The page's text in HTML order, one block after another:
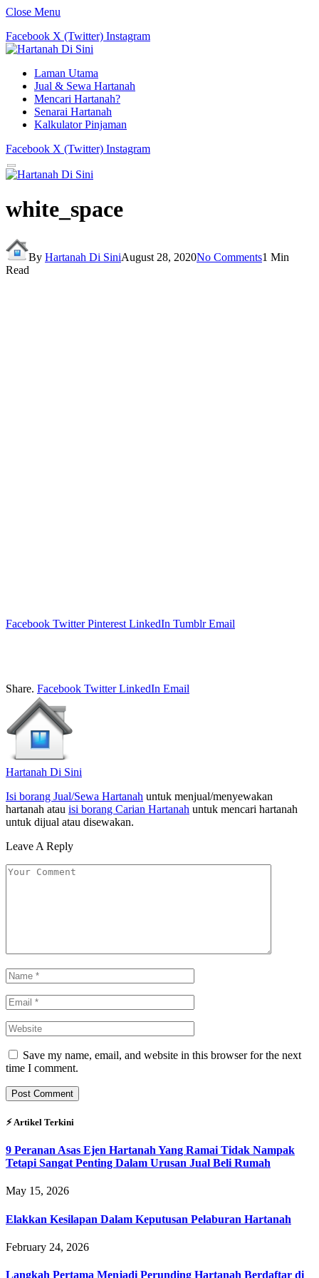
Close Menu
Facebook X (Twitter) Instagram
Laman Utama
Jual & Sewa Hartanah
Mencari Hartanah?
Senarai Hartanah
Kalkulator Pinjaman
Facebook X (Twitter) Instagram
white_space
By Hartanah Di SiniAugust 28, 2020No Comments1 Min
Read
Facebook Twitter Pinterest LinkedIn Tumblr Email
Share. Facebook Twitter LinkedIn Email
Hartanah Di Sini
Isi borang Jual/Sewa Hartanah untuk menjual/menyewakan
hartanah atau isi borang Carian Hartanah untuk mencari hartanah
untuk dijual atau disewakan.
Leave A Reply
Save my name, email, and website in this browser for the next
time I comment.
⚡︎ Artikel Terkini
9 Peranan Asas Ejen Hartanah Yang Ramai Tidak Nampak
Tetapi Sangat Penting Dalam Urusan Jual Beli Rumah
May 15, 2026
Elakkan Kesilapan Dalam Keputusan Pelaburan Hartanah
February 24, 2026
Langkah Pertama Menjadi Perunding Hartanah Berdaftar di